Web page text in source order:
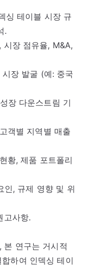
싱 테이블 시장 규
.
장 점유율, M&A,
장 발굴 (예: 중국
장 다운스트림 기
객별 지역별 매출
황, 제품 포트폴리
인, 규제 영향 및 위
고사항.
본 연구는 거시적
하여 인덱싱 테이